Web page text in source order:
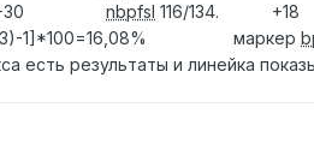
+30 nbpfsl 116/134.
1]*100=16,08% маркер
есть результаты и линейка